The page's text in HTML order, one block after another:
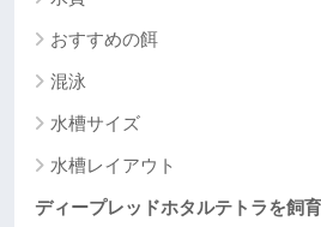
おすすめの餌
混泳
水槽サイズ
水槽レイアウト
ディープレッドホタルテトラを飼